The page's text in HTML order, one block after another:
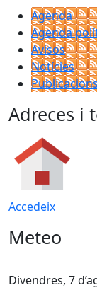
Agenda
Agenda
Avisos
Notícies
Adreces i
Accedeix
Meteo
Divendres, 7